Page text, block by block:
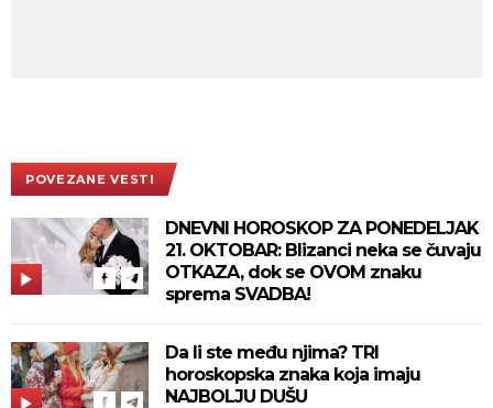
POVEZANE VESTI
DNEVNI HOROSKOP ZA PONEDELJAK
21. OKTOBAR: Blizanci neka se čuvaju
OTKAZA, dok se OVOM znaku
sprema SVADBA!
Da li ste među njima? TRI
horoskopska znaka koja imaju
NAJBOLJU DUŠU